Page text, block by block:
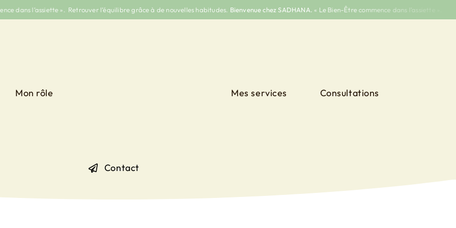
l’assiette ». Retrouver l’équilibre grâce à de nouvelles habitudes.Bienvenue chez SADHANA.« Le Bien-Être commence dans l’assiette ».
Mon rôle Mes services Consultations
Contact